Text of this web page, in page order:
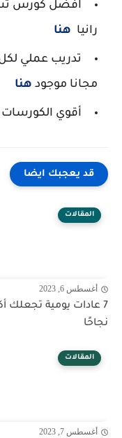
رانيا هنا
تدريب عملي
مجانا موجود هنا
أقوي
قد يعجبك ايضا
المقالات
أغسطس 6, 2023
7 عادات يومية تجعلك
نجاحًا
المقالات
أغسطس 7, 2023